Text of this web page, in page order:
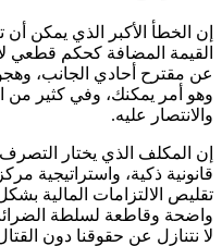
إن الخطأ الأكبر الذي يمكن
القيمة المضافة كحكم قطعي
عن مقترح أحادي الجانب،
وهو أمر يمكنك، وفي كثير من
والانتصار عليه.
إن المكلف الذي يختار
قانونية ذكية، واستراتيجية
تقليص الالتزامات المالية
واضحة وقاطعة لسلطة
لا نتنازل عن حقوقنا دون